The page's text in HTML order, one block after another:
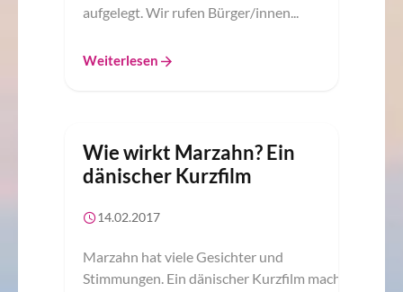
aufgelegt. Wir rufen Bürger/innen...
Weiterlesen
Wie wirkt Marzahn? Ein
dänischer Kurzfilm
14.02.2017
Marzahn hat viele Gesichter und
Stimmungen. Ein dänischer Kurzfilm macht